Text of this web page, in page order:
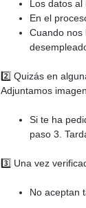
Los datos al
En el
Cuando nos
2️⃣ Quizás en
Adjuntamos
Si te ha
paso 3.
3️⃣ Una vez
No aceptan